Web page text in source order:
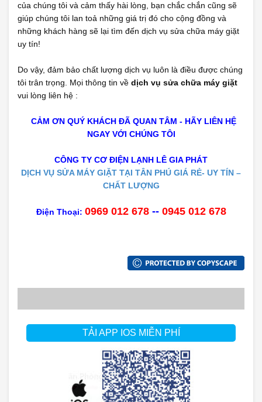
của chúng tôi và cảm thấy hài lòng, bạn chắc chắn cũng sẽ
giúp chúng tôi lan toả những giá trị đó cho cộng đồng và
những khách hàng sẽ lại tìm đến dịch vụ sửa chữa máy giặt
uy tín!
Do vậy, đảm bảo chất lượng dịch vụ luôn là điều được chúng
tôi trân trọng. Mọi thông tin về dịch vụ sửa chữa máy giặt
vui lòng liên hệ :
CẢM ƠN QUÝ KHÁCH ĐÃ QUAN TÂM - HÃY LIÊN HỆ
NGAY VỚI CHÚNG TÔI
CÔNG TY CƠ ĐIỆN LẠNH LÊ GIA PHÁT
DỊCH VỤ SỬA MÁY GIẶT TẠI TÂN PHÚ GIÁ RẺ- UY TÍN –
CHẤT LƯỢNG
Điện Thoại: 0969 012 678 -- 0945 012 678
TẢI APP IOS MIỄN PHÍ